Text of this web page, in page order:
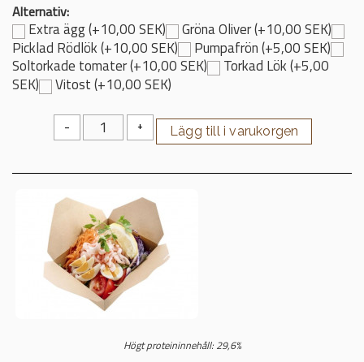
Alternativ:
Extra ägg (+10,00 SEK)
Gröna Oliver (+10,00 SEK)
Picklad Rödlök (+10,00 SEK)
Pumpafrön (+5,00 SEK)
Soltorkade tomater (+10,00 SEK)
Torkad Lök (+5,00
SEK)
Vitost (+10,00 SEK)
- +
Högt proteininnehåll: 29,6%